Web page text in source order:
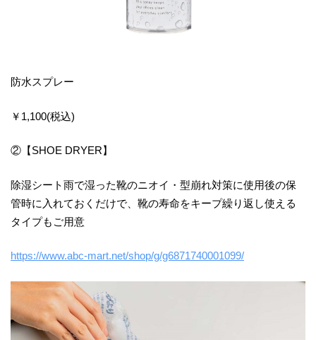
防水スプレー
￥1,100(税込)
②【SHOE DRYER】
除湿シート雨で湿った靴のニオイ・型崩れ対策に使用後の保
管時に入れておくだけで、靴の寿命をキープ繰り返し使える
タイプもご用意
https://www.abc-mart.net/shop/g/g6871740001099/